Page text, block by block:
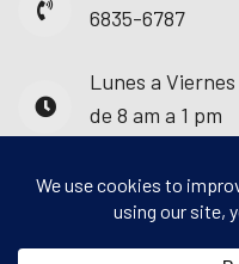
6835-6787
Lunes a Viernes
de 8 am a 1 pm